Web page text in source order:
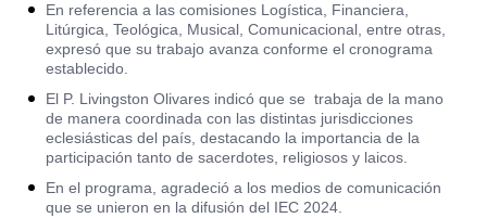
En referencia a las comisiones Logística, Financiera,
Litúrgica, Teológica, Musical, Comunicacional, entre otras,
expresó que su trabajo avanza conforme el cronograma
establecido.
El P. Livingston Olivares indicó que se trabaja de la mano
de manera coordinada con las distintas jurisdicciones
eclesiásticas del país, destacando la importancia de la
participación tanto de sacerdotes, religiosos y laicos.
En el programa, agradeció a los medios de comunicación
que se unieron en la difusión del IEC 2024.